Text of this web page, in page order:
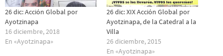
26 dic: Acción Global por
Ayotzinapa
16 diciembre, 2018
En «Ayotzinapa»
26 dic: XIX Acción Global por
Ayotzinapa, de la Catedral a la
Villa
26 diciembre, 2015
En «Ayotzinapa»